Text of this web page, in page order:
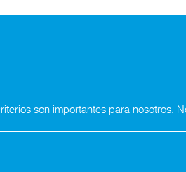
son importantes para nosotros.